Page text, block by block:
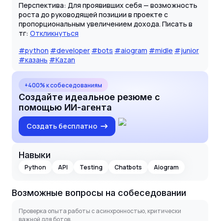
Перспектива: Для проявивших себя — возможность
роста до руководящей позиции в проекте с
пропорциональным увеличением дохода. Писать в
тг: Откликнуться
#python #developer #bots #aiogram #midle #junior
#казань #Kazan
+400% к собеседованиям
Создайте идеальное резюме с
помощью ИИ-агента
Создать бесплатно
Навыки
Python API Testing Chatbots Aiogram
Возможные вопросы на собеседовании
Проверка опыта работы с асинхронностью, критически